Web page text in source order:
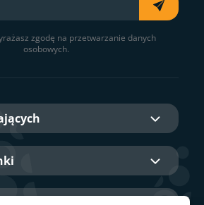
zgodę na przetwarzanie danych
osobowych.